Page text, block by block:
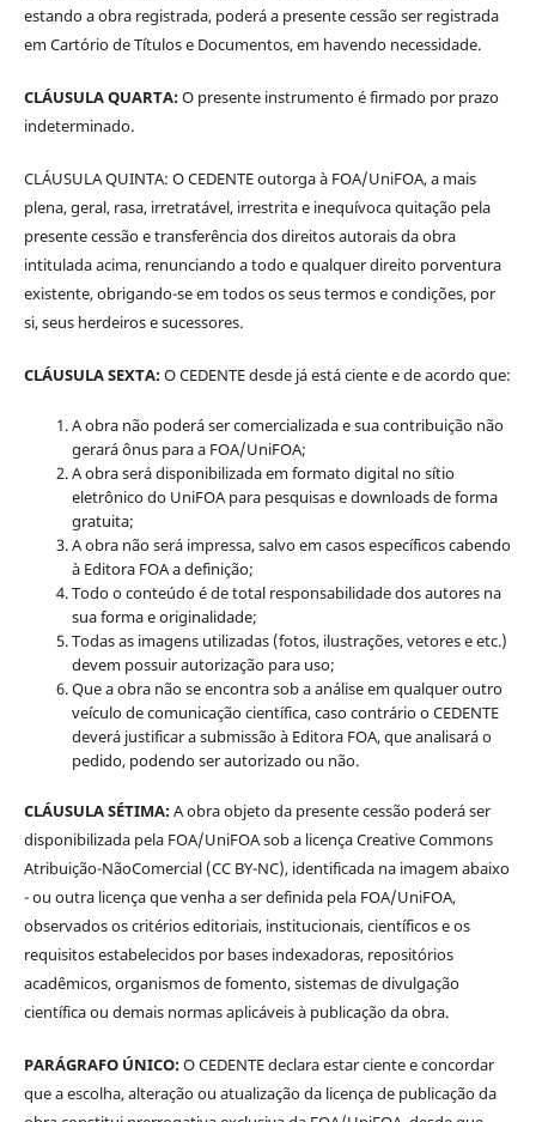
estando a obra registrada, poderá a presente cessão ser registrada
em Cartório de Títulos e Documentos, em havendo necessidade.
CLÁUSULA QUARTA:O presente instrumento é firmado por prazo
indeterminado.
CLÁUSULA QUINTA: O CEDENTE outorga à FOA/UniFOA, a mais
plena, geral, rasa, irretratável, irrestrita e inequívoca quitação pela
presente cessão e transferência dos direitos autorais da obra
intitulada acima, renunciando a todo e qualquer direito porventura
existente, obrigando-se em todos os seus termos e condições, por
si, seus herdeiros e sucessores.
CLÁUSULA SEXTA:O CEDENTE desde já está ciente e de acordo que:
A obra não poderá ser comercializada e sua contribuição não
gerará ônus para a FOA/UniFOA;
A obra será disponibilizada em formato digital no sítio
eletrônico do UniFOA para pesquisas e downloads de forma
gratuita;
A obra não será impressa, salvo em casos específicos cabendo
à Editora FOA a definição;
Todo o conteúdo é de total responsabilidade dos autores na
sua forma e originalidade;
Todas as imagens utilizadas (fotos, ilustrações, vetores e etc.)
devem possuir autorização para uso;
Que a obra não se encontra sob a análise em qualquer outro
veículo de comunicação científica, caso contrário o CEDENTE
deverá justificar a submissão à Editora FOA, que analisará o
pedido, podendo ser autorizado ou não.
CLÁUSULA SÉTIMA:A obra objeto da presente cessão poderá ser
disponibilizada pela FOA/UniFOA sob a licença Creative Commons
Atribuição-NãoComercial (CC BY-NC), identificada na imagem abaixo
- ou outra licença que venha a ser definida pela FOA/UniFOA,
observados os critérios editoriais, institucionais, científicos e os
requisitos estabelecidos por bases indexadoras, repositórios
acadêmicos, organismos de fomento, sistemas de divulgação
científica ou demais normas aplicáveis à publicação da obra.
PARÁGRAFO ÚNICO:O CEDENTE declara estar ciente e concordar
que a escolha, alteração ou atualização da licença de publicação da